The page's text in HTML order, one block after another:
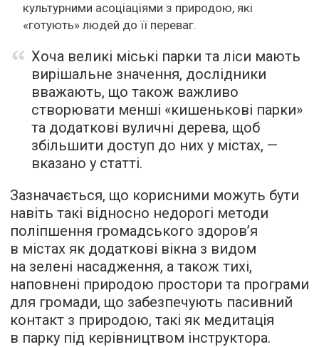
культурними асоціаціями з природою, які
«готують» людей до її переваг.
Хоча великі міські парки та ліси мають
вирішальне значення, дослідники
вважають, що також важливо
створювати менші «кишенькові парки»
та додаткові вуличні дерева, щоб
збільшити доступ до них у містах, —
вказано у статті.
Зазначається, що корисними можуть бути
навіть такі відносно недорогі методи
поліпшення громадського здоров’я
в містах як додаткові вікна з видом
на зелені насадження, а також тихі,
наповнені природою простори та програми
для громади, що забезпечують пасивний
контакт з природою, такі як медитація
в парку під керівництвом інструктора.